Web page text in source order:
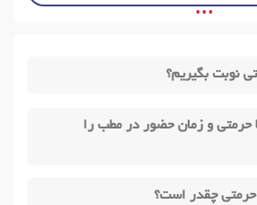
• • •
نوبت بگیریم؟
حرمتی و زمان حضور در مطب را
حرمتی چقدر است؟